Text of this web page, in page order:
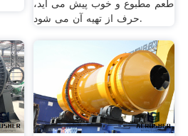
طعم مطبوع و خوب پیش می آید،
حرف از تهیه آن می شود.